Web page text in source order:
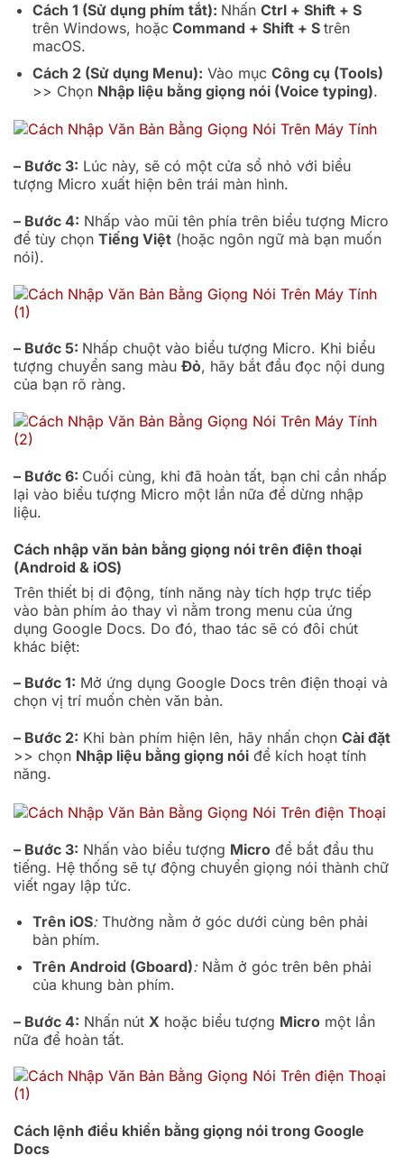
Cách 1 (Sử dụng phím tắt): Nhấn Ctrl + Shift + S
trên Windows, hoặc Command + Shift + S trên
macOS.
Cách 2 (Sử dụng Menu): Vào mục Công cụ (Tools)
>> Chọn Nhập liệu bằng giọng nói (Voice typing).
– Bước 3: Lúc này, sẽ có một cửa sổ nhỏ với biểu
tượng Micro xuất hiện bên trái màn hình.
– Bước 4: Nhấp vào mũi tên phía trên biểu tượng Micro
để tùy chọn Tiếng Việt (hoặc ngôn ngữ mà bạn muốn
nói).
– Bước 5: Nhấp chuột vào biểu tượng Micro. Khi biểu
tượng chuyển sang màu Đỏ, hãy bắt đầu đọc nội dung
của bạn rõ ràng.
– Bước 6: Cuối cùng, khi đã hoàn tất, bạn chỉ cần nhấp
lại vào biểu tượng Micro một lần nữa để dừng nhập
liệu.
Cách nhập văn bản bằng giọng nói trên điện thoại
(Android & iOS)
Trên thiết bị di động, tính năng này tích hợp trực tiếp
vào bàn phím ảo thay vì nằm trong menu của ứng
dụng Google Docs. Do đó, thao tác sẽ có đôi chút
khác biệt:
– Bước 1: Mở ứng dụng Google Docs trên điện thoại và
chọn vị trí muốn chèn văn bản.
– Bước 2: Khi bàn phím hiện lên, hãy nhấn chọn Cài đặt
>> chọn Nhập liệu bằng giọng nói để kích hoạt tính
năng.
– Bước 3: Nhấn vào biểu tượng Micro để bắt đầu thu
tiếng. Hệ thống sẽ tự động chuyển giọng nói thành chữ
viết ngay lập tức.
Trên iOS:Thường nằm ở góc dưới cùng bên phải
bàn phím.
Trên Android (Gboard):Nằm ở góc trên bên phải
của khung bàn phím.
– Bước 4: Nhấn nút X hoặc biểu tượng Micro một lần
nữa để hoàn tất.
Cách lệnh điều khiển bằng giọng nói trong Google
Docs